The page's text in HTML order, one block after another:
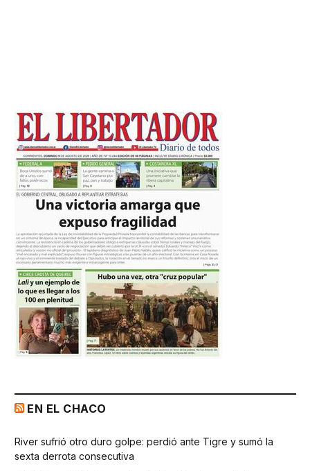
EN EL CHACO
River sufrió otro duro golpe: perdió ante Tigre y sumó la
sexta derrota consecutiva